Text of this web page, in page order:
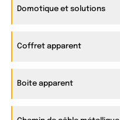
Domotique et solutions
Coffret apparent
Boite apparent